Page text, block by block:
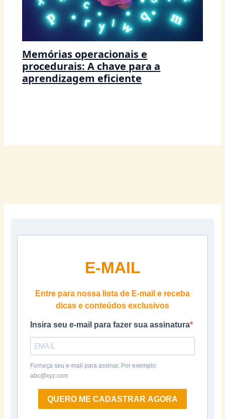
Memórias operacionais e
procedurais: A chave para a
aprendizagem eficiente
E-MAIL
Entre para nossa lista de E-mail e receba
dicas e conteúdos exclusivos
Insira seu e-mail para fazer sua assinatura
Forneça seu e-mail para assinar. Por exemplo:
abc@xyz.com
QUERO ME CADASTRAR AGORA